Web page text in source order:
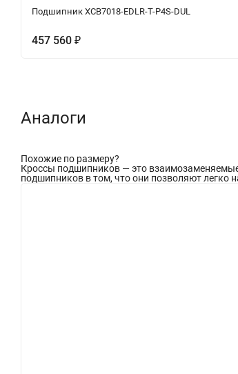
Подшипник XCB7018-EDLR-T-P4S-DUL
457 560 ₽
Аналоги
Похожие по размеру?
Кроссы подшипников — это
подшипников в том, что они позволяют легко